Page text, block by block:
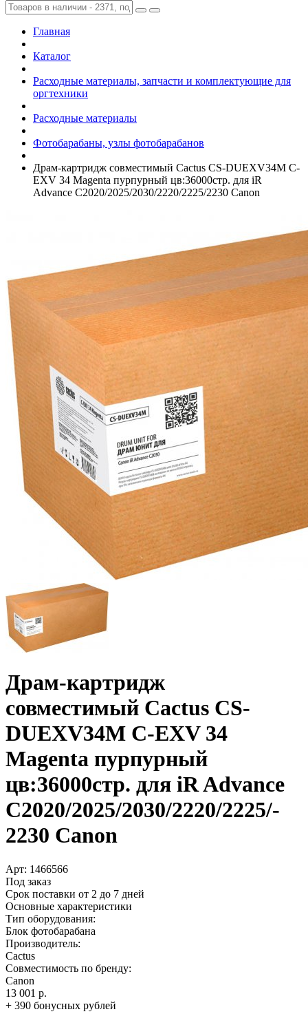
Главная
Каталог
Расходные материалы, запчасти и комплектующие для
оргтехники
Расходные материалы
Фотобарабаны, узлы фотобарабанов
Драм-картридж совместимый Cactus CS-DUEXV34M C-
EXV 34 Magenta пурпурный цв:36000стр. для iR
Advance C2020/­2025/­2030/­2220/­2225/­2230 Canon
Драм-картридж
совместимый Cactus CS-
DUEXV34M C-EXV 34
Magenta пурпурный
цв:36000стр. для iR Advance
C2020/­2025/­2030/­2220/­2225/­
2230 Canon
Арт: 1466566
Под заказ
Срок поставки от 2 до 7 дней
Основные характеристики
Тип оборудования:
Блок фотобарабана
Производитель:
Cactus
Совместимость по бренду:
Canon
13 001 р.
+ 390 бонусных рублей